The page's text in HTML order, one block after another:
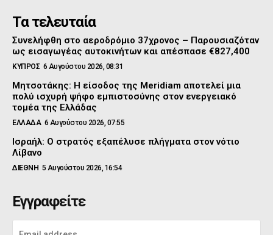
Τα τελευταία
Συνελήφθη στο αεροδρόμιο 37χρονος – Παρουσιαζόταν
ως εισαγωγέας αυτοκινήτων και απέσπασε €827,400
ΚΥΠΡΟΣ 6 Αυγούστου 2026, 08:31
Μητσοτάκης: Η είσοδος της Meridiam αποτελεί μια
πολύ ισχυρή ψήφο εμπιστοσύνης στον ενεργειακό
τομέα της Ελλάδας
ΕΛΛΑΔΑ 6 Αυγούστου 2026, 07:55
Ισραήλ: Ο στρατός εξαπέλυσε πλήγματα στον νότιο
Λίβανο
ΔΙΕΘΝΗ 5 Αυγούστου 2026, 16:54
Εγγραφείτε